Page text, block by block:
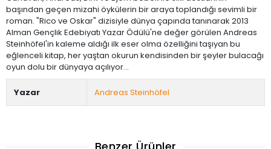
başından geçen mizahi öykülerin bir araya toplandığı sevimli bir
roman. "Rico ve Oskar" dizisiyle dünya çapında tanınarak 2013
Alman Gençlik Edebiyatı Yazar Ödülü'ne değer görülen Andreas
Steinhöfel'in kaleme aldığı ilk eser olma özelliğini taşıyan bu
eğlenceli kitap, her yaştan okurun kendisinden bir şeyler bulacağı
oyun dolu bir dünyaya açılıyor…
Yazar Andreas Steinhöfel